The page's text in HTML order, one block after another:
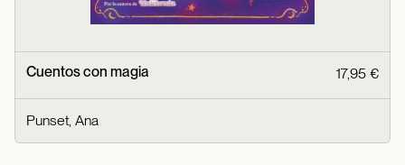
Cuentos con magia 17,95 €
Punset, Ana